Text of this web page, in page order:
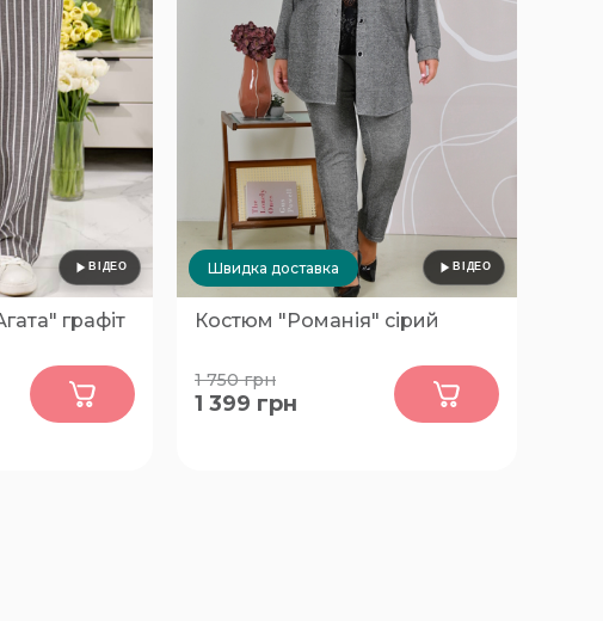
графіт
54-56
Швидка доставка
Костюм "Романія" сірий
56
1 750грн
1 399 грн